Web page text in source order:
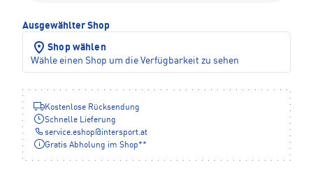
Ausgewählter Shop
Shop wählen
Wähle einen Shop um die Verfügbarkeit zu sehen
Kostenlose Rücksendung
Schnelle Lieferung
service.eshop@intersport.at
Gratis Abholung im Shop**